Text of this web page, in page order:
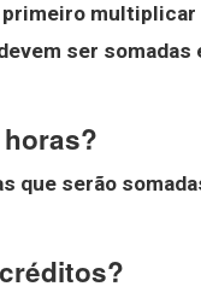
primeiro
ser
que serão